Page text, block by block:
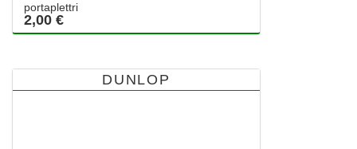
portaplettri
2,00 €
DUNLOP